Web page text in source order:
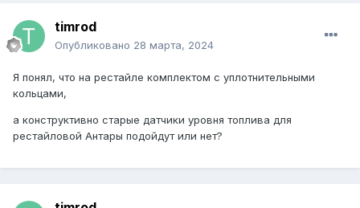
timrod
Опубликовано 28 марта, 2024
Я понял, что на рестайле комплектом с уплотнительными
кольцами,
а конструктивно старые датчики уровня топлива для
рестайловой Антары подойдут или нет?